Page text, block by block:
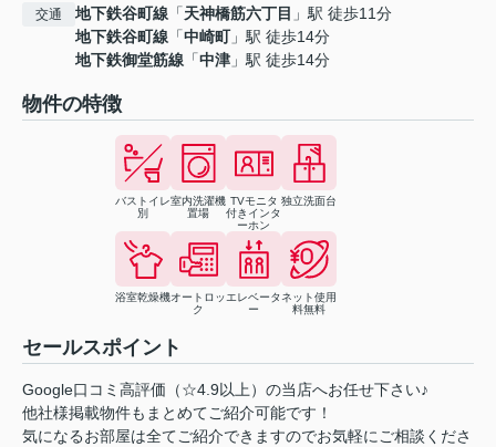
交通 地下鉄谷町線 「天神橋筋六丁目 」駅 徒歩11分
地下鉄谷町線 「中崎町」駅 徒歩14分
地下鉄御堂筋線 「中津 」駅 徒歩14分
物件の特徴
バストイレ
別
室内洗濯機
置場
TVモニタ
付きインタ
ーホン
独立洗面台
浴室乾燥機オートロッ
ク
エレベータ
ー
ネット使用
料無料
セールスポイント
Google口コミ高評価（☆4.9以上）の当店へお任せ下さい♪
他社様掲載物件もまとめてご紹介可能です！
気になるお部屋は全てご紹介できますのでお気軽にご相談くださ